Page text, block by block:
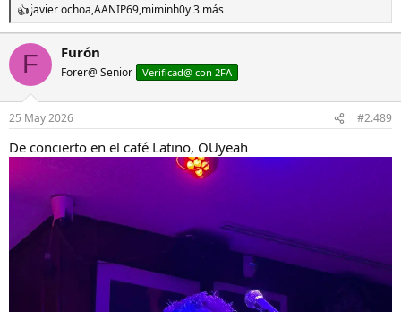
R
e
a
i
o
n
e
s
:
javier ochoa,AANIP69,miminh0y 3 más
F Furón
Forer@ Senior Verificad@ con 2FA
25 May 2026 #2.489
De concierto en el café Latino, OUyeah